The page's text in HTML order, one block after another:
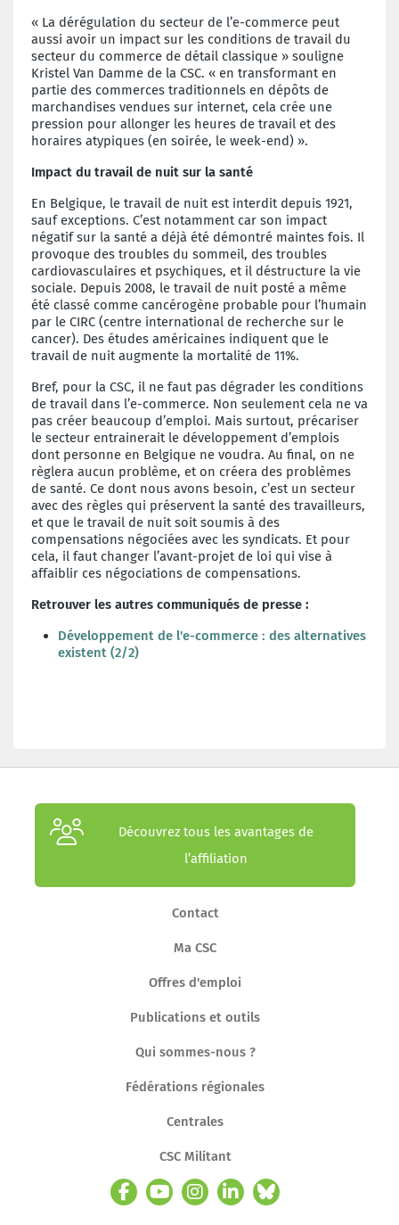
« La dérégulation du secteur de l’e-commerce peut
aussi avoir un impact sur les conditions de travail du
secteur du commerce de détail classique » souligne
Kristel Van Damme de la CSC. « en transformant en
partie des commerces traditionnels en dépôts de
marchandises vendues sur internet, cela crée une
pression pour allonger les heures de travail et des
horaires atypiques (en soirée, le week-end) ».
Impact du travail de nuit sur la santé
En Belgique, le travail de nuit est interdit depuis 1921,
sauf exceptions. C’est notamment car son impact
négatif sur la santé a déjà été démontré maintes fois. Il
provoque des troubles du sommeil, des troubles
cardiovasculaires et psychiques, et il déstructure la vie
sociale. Depuis 2008, le travail de nuit posté a même
été classé comme cancérogène probable pour l’humain
par le CIRC (centre international de recherche sur le
cancer). Des études américaines indiquent que le
travail de nuit augmente la mortalité de 11%.
Bref, pour la CSC, il ne faut pas dégrader les conditions
de travail dans l’e-commerce. Non seulement cela ne va
pas créer beaucoup d’emploi. Mais surtout, précariser
le secteur entrainerait le développement d’emplois
dont personne en Belgique ne voudra. Au final, on ne
règlera aucun problème, et on créera des problèmes
de santé. Ce dont nous avons besoin, c’est un secteur
avec des règles qui préservent la santé des travailleurs,
et que le travail de nuit soit soumis à des
compensations négociées avec les syndicats. Et pour
cela, il faut changer l’avant-projet de loi qui vise à
affaiblir ces négociations de compensations.
Retrouver les autres communiqués de presse :
Développement de l'e-commerce : des alternatives
existent (2/2)
Découvrez tous les avantages de
l’affiliation
Contact
Ma CSC
Offres d'emploi
Publications et outils
Qui sommes-nous ?
Fédérations régionales
Centrales
CSC Militant